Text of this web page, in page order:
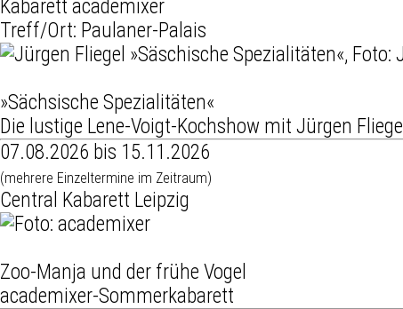
Kabarett academixer
Treff/Ort: Paulaner-Palais
»Sächsische Spezialitäten«
Die lustige Lene-Voigt-Kochshow mit Jürgen Fliegel
07.08.2026 bis 15.11.2026
(mehrere Einzeltermine im Zeitraum)
Central Kabarett Leipzig
Zoo-Manja und der frühe Vogel
academixer-Sommerkabarett